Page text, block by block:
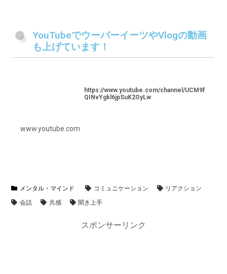
YouTubeでウーバーイーツやVlogの動画
も上げています！
https://www.youtube.com/channel/UCM9f
QINvYgkl6jpSuK2OyLw
www.youtube.com
メンタル・マインド コミュニケーション
リアクション
会話
共感 聞き上手
スポンサーリンク